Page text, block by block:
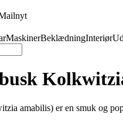
MaskinerBeklædningInteriør
amabilis) er en smuk og